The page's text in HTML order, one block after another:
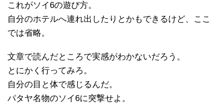
これがソイ6の遊び方。
自分のホテルへ連れ出したりとかもできるけど、ここ
では省略。
文章で読んだところで実感がわかないだろう。
とにかく行ってみろ。
自分の目と体で感じるんだ。
パタヤ名物のソイ6に突撃せよ。